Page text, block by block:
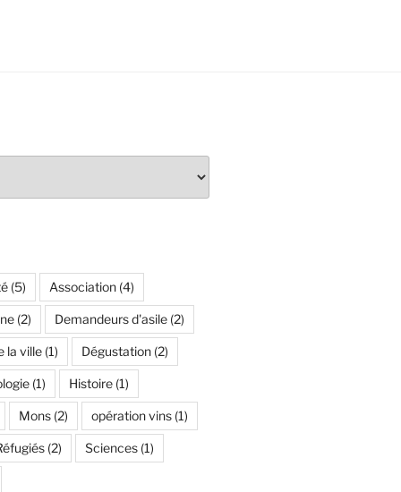
(5) Association(4)
(2) Demandeurs d'asile(2)
la ville(1) Dégustation(2)
(1) Histoire(1)
Mons(2) opération vins(1)
(2) Sciences(1)